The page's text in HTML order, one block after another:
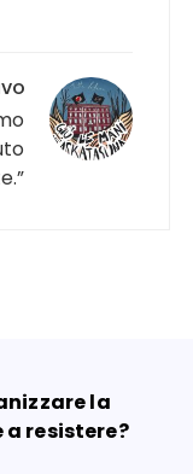
la
resistere?